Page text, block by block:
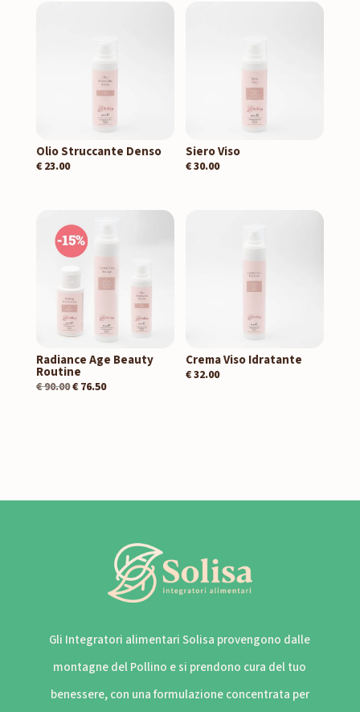
Olio Struccante Denso
€23.00
Siero Viso
€30.00
Radiance Age Beauty
Routine
€90.00€76.50
Crema Viso Idratante
€32.00
Gli Integratori alimentari Solisa provengono dalle
montagne del Pollino e si prendono cura del tuo
benessere, con una formulazione concentrata per